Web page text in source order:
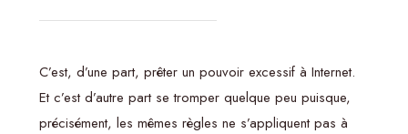
C’est, d’une part, prêter un pouvoir excessif à Internet.
Et c’est d’autre part se tromper quelque peu puisque,
précisément, les mêmes règles ne s’appliquent pas à